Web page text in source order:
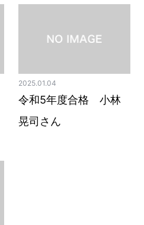
2025.01.04
令和5年度合格 小林
晃司さん